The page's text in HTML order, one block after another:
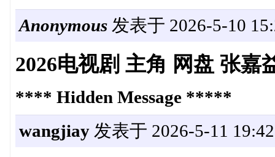
Anonymous发表于 2026-5-10
2026电视剧 主角 网盘 张嘉
**** Hidden Message *****
wangjiay发表于 2026-5-11